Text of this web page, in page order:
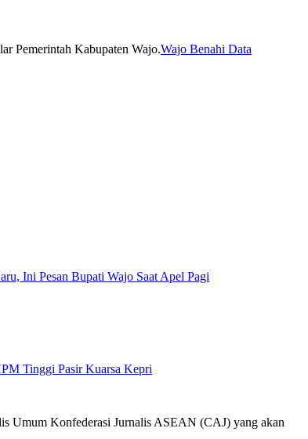
Wajo Benahi Data
Ini Pesan Bupati Wajo Saat Apel Pagi
Tinggi Pasir Kuarsa Kepri